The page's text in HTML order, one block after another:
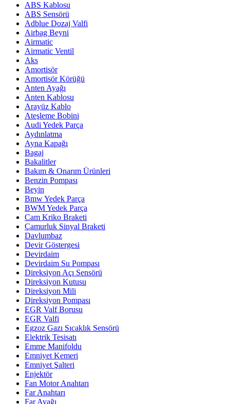
ABS Kablosu
ABS Sensörü
Adblue Dozaj Valfi
Airbag Beyni
Airmatic
Airmatic Ventil
Aks
Amortisör
Amortisör Körüğü
Anten Ayağı
Anten Kablosu
Arayüz Kablo
Ateşleme Bobini
Audi Yedek Parça
Aydınlatma
Ayna Kapağı
Bagaj
Bakalitler
Bakım & Onarım Ürünleri
Benzin Pompası
Beyin
Bmw Yedek Parça
BWM Yedek Parça
Cam Kriko Braketi
Çamurluk Sinyal Braketi
Davlumbaz
Devir Göstergesi
Devirdaim
Devirdaim Su Pompası
Direksiyon Açı Sensörü
Direksiyon Kutusu
Direksiyon Mili
Direksiyon Pompası
EGR Valf Borusu
EGR Valfi
Egzoz Gazı Sıcaklık Sensörü
Elektrik Tesisatı
Emme Manifoldu
Emniyet Kemeri
Emniyet Şalteri
Enjektör
Fan Motor Anahtarı
Far Anahtarı
Far Ayağı